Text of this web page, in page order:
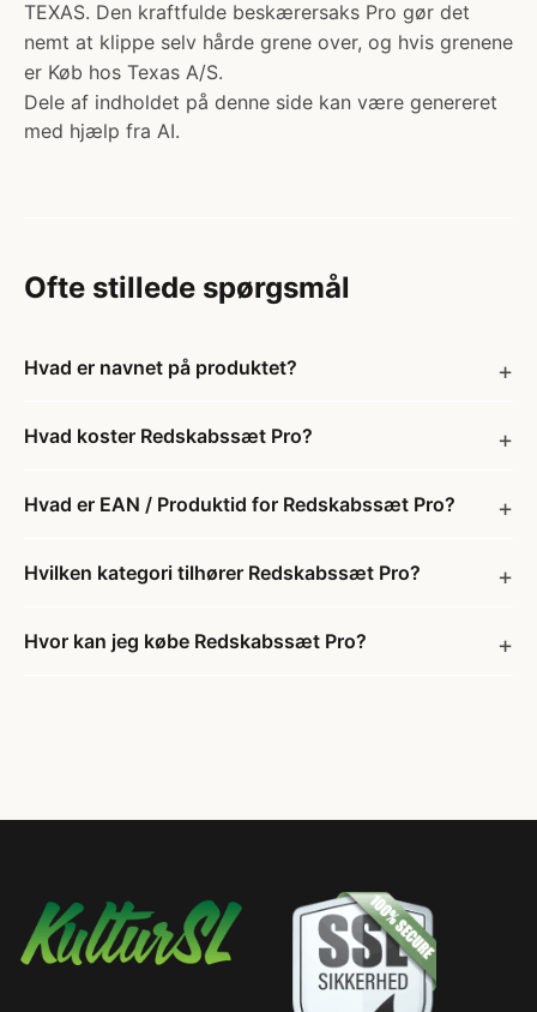
TEXAS. Den kraftfulde beskærersaks Pro gør det
nemt at klippe selv hårde grene over, og hvis grenene
er Køb hos Texas A/S.
Dele af indholdet på denne side kan være genereret
med hjælp fra AI.
Ofte stillede spørgsmål
Hvad er navnet på produktet?
Hvad koster Redskabssæt Pro?
Hvad er EAN / Produktid for Redskabssæt Pro?
Hvilken kategori tilhører Redskabssæt Pro?
Hvor kan jeg købe Redskabssæt Pro?